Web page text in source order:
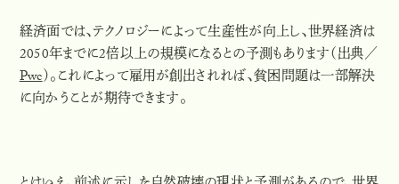
経済面では、テクノロジーによって生産性が向上し、世界経済は
2050年までに2倍以上の規模になるとの予測もあります（出典／
Pwc）。これによって雇用が創出されれば、貧困問題は一部解決
に向かうことが期待できます。